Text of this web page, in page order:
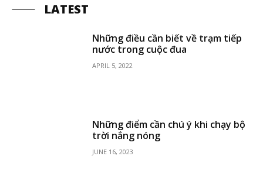
LATEST
Những điều cần biết về trạm tiếp
nước trong cuộc đua
APRIL 5, 2022
Những điểm cần chú ý khi chạy bộ
trời nắng nóng
JUNE 16, 2023